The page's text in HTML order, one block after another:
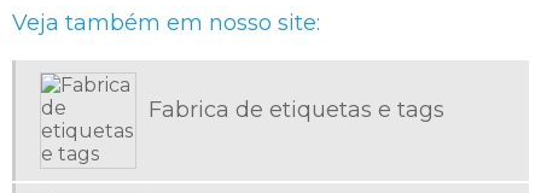
ETIQUETAS ADESIVAS PERSONALIZADAS EM ROLO
ETIQUETAS ADESIVAS SAO PAULO
ETIQUETAS ADESIVAS SP
Veja também em nosso site:
Fabrica de etiquetas e tags